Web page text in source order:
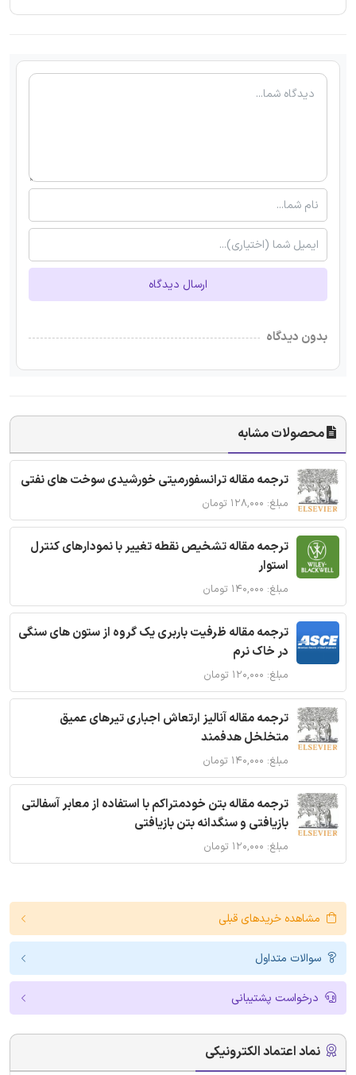
ارسال دیدگاه
بدون دیدگاه
محصولات مشابه
ترجمه مقاله ترانسفورمیتی خورشیدی سوخت های نفتی
مبلغ: ۱۲۸,۰۰۰ تومان
ترجمه مقاله تشخیص نقطه تغییر با نمودارهای کنترل
استوار
مبلغ: ۱۴۰,۰۰۰ تومان
ترجمه مقاله ظرفیت باربری یک گروه از ستون های سنگی
در خاک نرم
مبلغ: ۱۲۰,۰۰۰ تومان
ترجمه مقاله آنالیز ارتعاش اجباری تیرهای عمیق
متخلخل هدفمند
مبلغ: ۱۴۰,۰۰۰ تومان
ترجمه مقاله بتن خودمتراکم با استفاده از معابر آسفالتی
بازیافتی و سنگدانه بتن بازیافتی
مبلغ: ۱۲۰,۰۰۰ تومان
مشاهده خریدهای قبلی
سوالات متداول
درخواست پشتیبانی
نماد اعتماد الکترونیکی